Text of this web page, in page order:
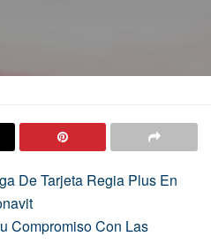
De Tarjeta Regia Plus En
Compromiso Con Las